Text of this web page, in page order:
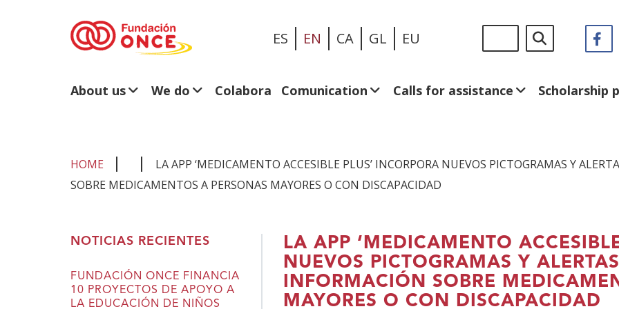
ES EN CA GL EU
en: in
About us We do Colabora Comunication Calls for assistance Scholarship
HOME
LA APP ‘MEDICAMENTO ACCESIBLE PLUS’ INCORPORA NUEVOS PICTOGRAMAS Y
SOBRE MEDICAMENTOS A PERSONAS MAYORES O CON DISCAPACIDAD
LA APP ‘MEDICAMENTO
NUEVOS PICTOGRAMAS Y
INFORMACIÓN SOBRE
MAYORES O CON DISCAPACIDAD
NOTICIAS RECIENTES
FUNDACIÓN ONCE FINANCIA
10 PROYECTOS DE APOYO A
LA EDUCACIÓN DE NIÑOS